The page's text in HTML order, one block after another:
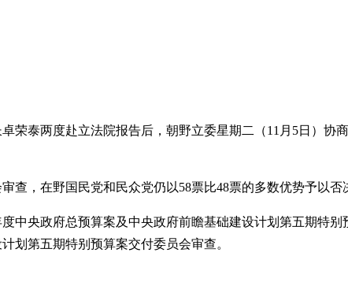
荣泰两度赴立法院报告后，朝野立委星期二（11月5日）协
查，在野国民党和民众党仍以58票比48票的多数优势予以否
中央政府总预算案及中央政府前瞻基础建设计划第五期特
划第五期特别预算案交付委员会审查。